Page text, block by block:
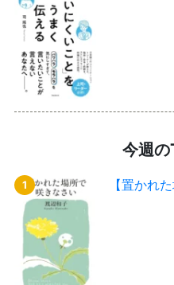
今週の
【置かれ